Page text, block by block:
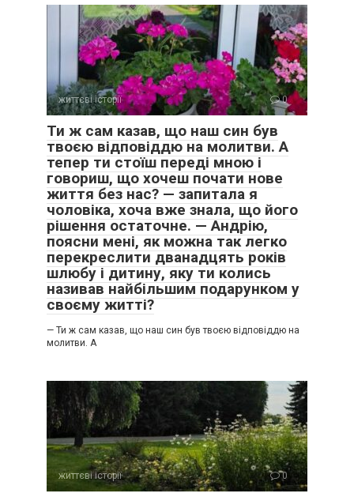
життєві історії 0
Ти ж сам казав, що наш син був
твоєю відповіддю на молитви. А
тепер ти стоїш переді мною і
говориш, що хочеш почати нове
життя без нас? — запитала я
чоловіка, хоча вже знала, що його
рішення остаточне. — Андрію,
поясни мені, як можна так легко
перекреслити дванадцять років
шлюбу і дитину, яку ти колись
називав найбільшим подарунком у
своєму житті?
— Ти ж сам казав, що наш син був твоєю відповіддю на
молитви. А
життєві історії 0